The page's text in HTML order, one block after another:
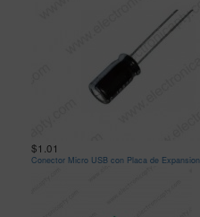
$1.01
Conector Micro USB con Placa de Expansion